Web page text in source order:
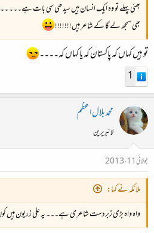
بھئی پہلے تو وہ ایک انسان ہیں سیدھی سی بات ہے۔۔۔
بھی سمجھ لے گا کے شاعر ہیں!!!!!!!
تو ہیں کہاں کہ پاکستان کہ یا کہاں کہ۔۔۔۔
1
محمد بلال اعظم
لائبریرین
جولائی 11، 2013
ملائکہ نے کہا:
واہ واہ بڑی زبردست شاعری ہے۔۔۔ یہ علی زریون ہیں